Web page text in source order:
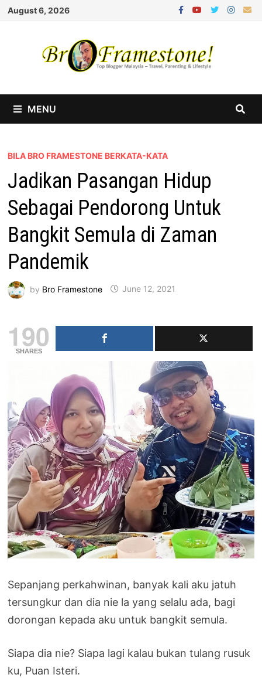
Skip
August 6, 2026
MENU
BILA BRO FRAMESTONE BERKATA-KATA
Jadikan Pasangan Hidup
Sebagai Pendorong Untuk
Bangkit Semula di Zaman
Pandemik
by Bro Framestone June 12, 2021
190
SHARES
Sepanjang perkahwinan, banyak kali aku jatuh
tersungkur dan dia nie la yang selalu ada, bagi
dorongan kepada aku untuk bangkit semula.
Siapa dia nie? Siapa lagi kalau bukan tulang rusuk
ku, Puan Isteri.